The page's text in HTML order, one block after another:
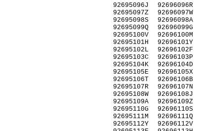
92695096J
92695097Z
92695098S
92695099Q
92695100V
92695101H
92695102L
92695103C
92695104K
92695105E
92695106T
92695107R
92695108W
92695109A
92695110G
92695111M
92695112Y
92696096R
92696097W
92696098A
92696099G
92696100M
92696101Y
92696102F
92696103P
92696104D
92696105X
92696106B
92696107N
92696108J
92696109Z
92696110S
92696111Q
92696112V